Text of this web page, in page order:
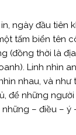
ngày đầu tiên
tấm biển tên
(đồng thời là
Linh nhìn
nhau, và như
để những
– điều – ý